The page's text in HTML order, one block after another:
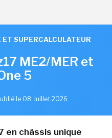
ET SUPERCALCULATEUR
ME2/MER et
5
le 08 Juillet 2026
en châssis unique